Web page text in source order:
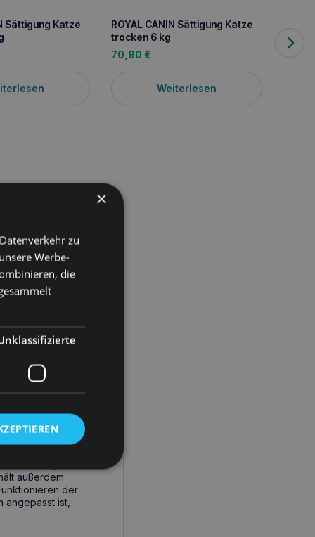
Sättigung Katze
ROYAL CANIN Sättigung Katze
trocken 6 kg
70,90 €
Weiterlesen
besondere
umeine gute
und
mit höchster
die richtigen
außerdem
der
ist,
×
zu
Werbe-
die